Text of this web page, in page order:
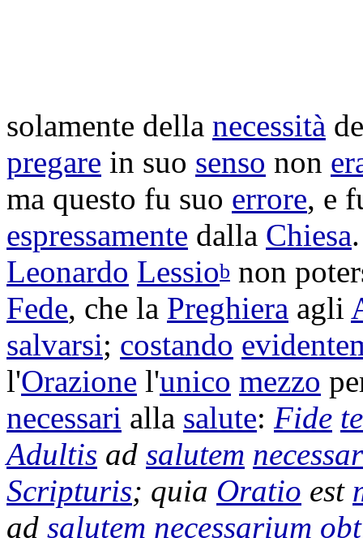
solamente della necessità
pregare in suo senso non
ma questo fu suo errore, e
espressamente dalla Chiesa
Leonardo Lessiob non
Fede, che la Preghiera agli
salvarsi; costando
l'Orazione l'unico mezzo
necessari alla salute: Fide
Adultis ad salutem
Scripturis; quia Oratio est
ad salutem necessarium